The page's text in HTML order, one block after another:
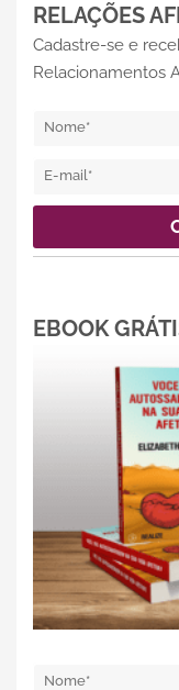
RELAÇÕES
Cadastre-se e
Relacionamentos
EBOOK